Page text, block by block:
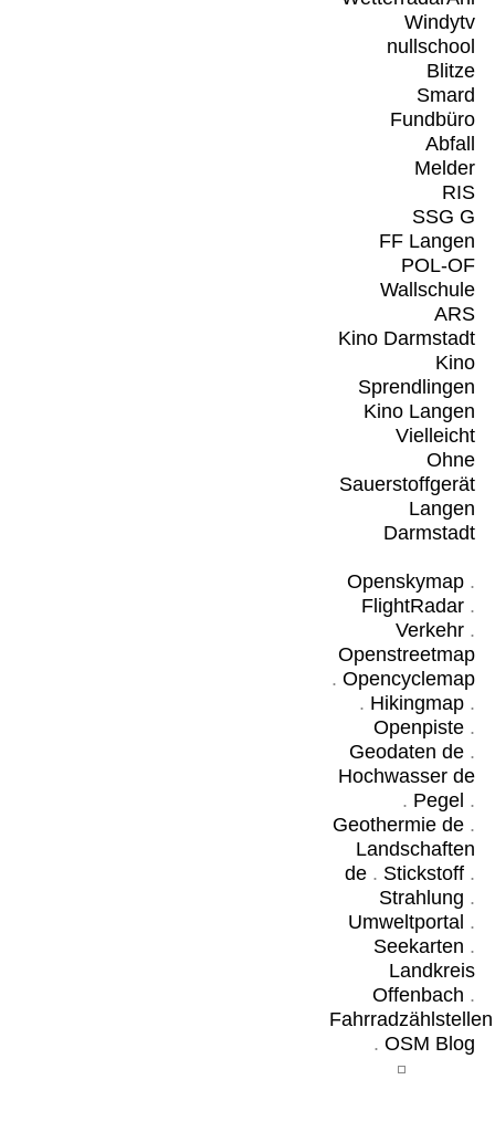
Windytv
nullschool
Blitze
Smard
Fundbüro
Abfall
Melder
RIS
SSG G
FF Langen
POL-OF
Wallschule
ARS
Kino Darmstadt
Kino
Sprendlingen
Kino Langen
Vielleicht
Ohne
Sauerstoffgerät
Langen
Darmstadt
Openskymap.
FlightRadar.
Verkehr.
Openstreetmap
. Opencyclemap
. Hikingmap.
Openpiste.
Geodaten de.
Hochwasser de
. Pegel .
Geothermie de.
Landschaften
de. Stickstoff.
Strahlung .
Umweltportal .
Seekarten .
Landkreis
Offenbach .
Fahrradzählstellen
. OSM Blog